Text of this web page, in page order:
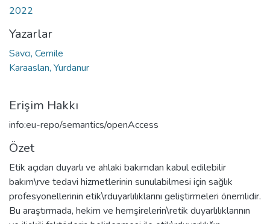
2022
Yazarlar
Savcı, Cemile
Karaaslan, Yurdanur
Erişim Hakkı
info:eu-repo/semantics/openAccess
Özet
Etik açıdan duyarlı ve ahlaki bakımdan kabul edilebilir
bakım\rve tedavi hizmetlerinin sunulabilmesi için sağlık
profesyonellerinin etik\rduyarlılıklarını geliştirmeleri önemlidir.
Bu araştırmada, hekim ve hemşirelerin\retik duyarlılıklarının